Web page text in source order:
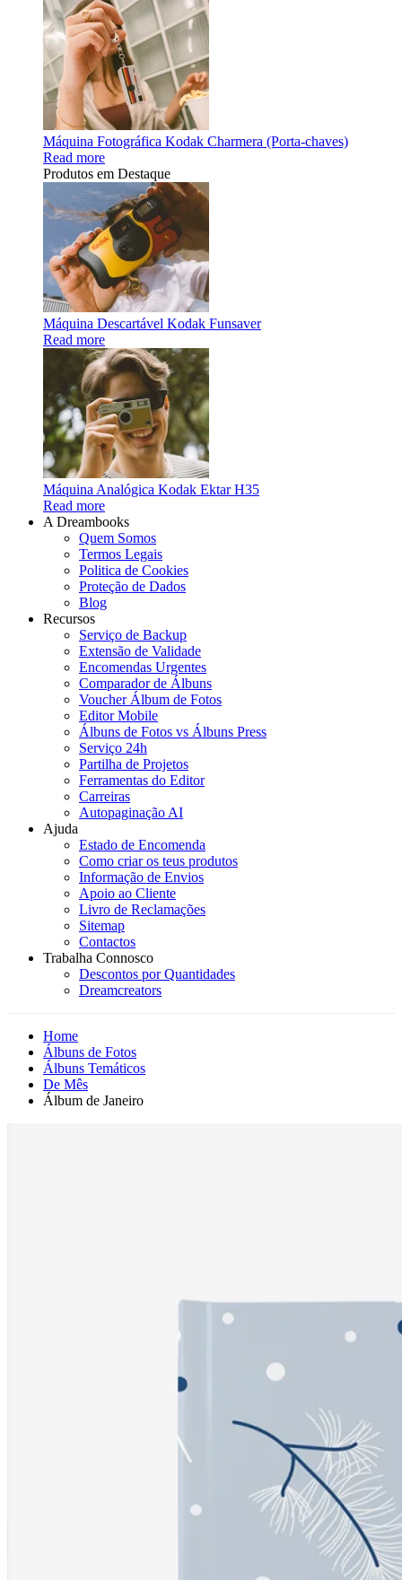
Máquina Fotográfica Kodak Charmera (Porta-chaves)
Read more
Produtos em Destaque
Máquina Descartável Kodak Funsaver
Read more
Máquina Analógica Kodak Ektar H35
Read more
A Dreambooks
Quem Somos
Termos Legais
Politica de Cookies
Proteção de Dados
Blog
Recursos
Serviço de Backup
Extensão de Validade
Encomendas Urgentes
Comparador de Álbuns
Voucher Álbum de Fotos
Editor Mobile
Álbuns de Fotos vs Álbuns Press
Serviço 24h
Partilha de Projetos
Ferramentas do Editor
Carreiras
Autopaginação AI
Ajuda
Estado de Encomenda
Como criar os teus produtos
Informação de Envios
Apoio ao Cliente
Livro de Reclamações
Sitemap
Contactos
Trabalha Connosco
Descontos por Quantidades
Dreamcreators
Home
Álbuns de Fotos
Álbuns Temáticos
De Mês
Álbum de Janeiro